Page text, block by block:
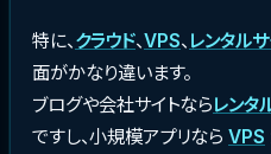
特に、クラウド、VPS、 レンタル
面がかなり違います。
ブログや会社サイトならレンタ
ですし、小規模アプリなら VPS